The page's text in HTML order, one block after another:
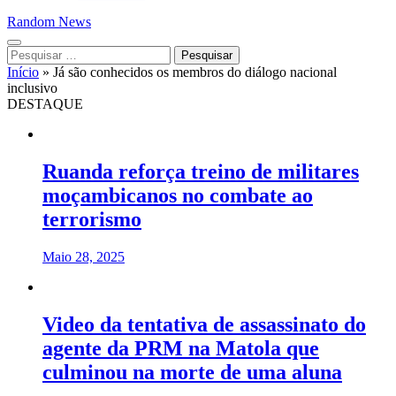
Random News
Pesquisar
por:
Início » Já são conhecidos os membros do diálogo nacional
inclusivo
DESTAQUE
Ruanda reforça treino de militares
moçambicanos no combate ao
terrorismo
Maio 28, 2025
Video da tentativa de assassinato do
agente da PRM na Matola que
culminou na morte de uma aluna